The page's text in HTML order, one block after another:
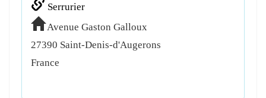
Serrurier
Avenue Gaston Galloux
27390 Saint-Denis-d'Augerons
France